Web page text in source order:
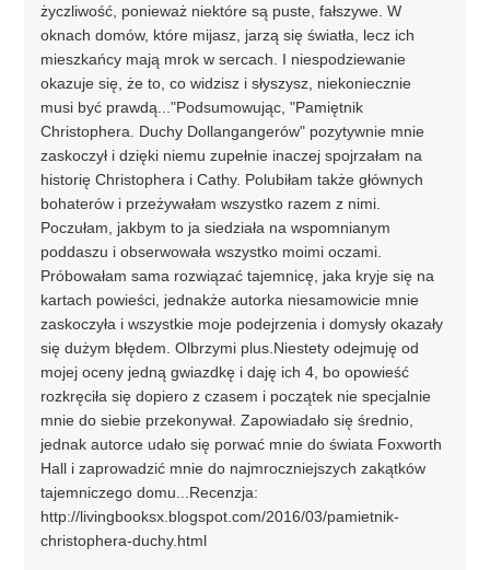
życzliwość, ponieważ niektóre są puste, fałszywe. W
oknach domów, które mijasz, jarzą się światła, lecz ich
mieszkańcy mają mrok w sercach. I niespodziewanie
okazuje się, że to, co widzisz i słyszysz, niekoniecznie
musi być prawdą..."Podsumowując, "Pamiętnik
Christophera. Duchy Dollangangerów" pozytywnie mnie
zaskoczył i dzięki niemu zupełnie inaczej spojrzałam na
historię Christophera i Cathy. Polubiłam także głównych
bohaterów i przeżywałam wszystko razem z nimi.
Poczułam, jakbym to ja siedziała na wspomnianym
poddaszu i obserwowała wszystko moimi oczami.
Próbowałam sama rozwiązać tajemnicę, jaka kryje się na
kartach powieści, jednakże autorka niesamowicie mnie
zaskoczyła i wszystkie moje podejrzenia i domysły okazały
się dużym błędem. Olbrzymi plus.Niestety odejmuję od
mojej oceny jedną gwiazdkę i daję ich 4, bo opowieść
rozkręciła się dopiero z czasem i początek nie specjalnie
mnie do siebie przekonywał. Zapowiadało się średnio,
jednak autorce udało się porwać mnie do świata Foxworth
Hall i zaprowadzić mnie do najmroczniejszych zakątków
tajemniczego domu...Recenzja:
http://livingbooksx.blogspot.com/2016/03/pamietnik-
christophera-duchy.html